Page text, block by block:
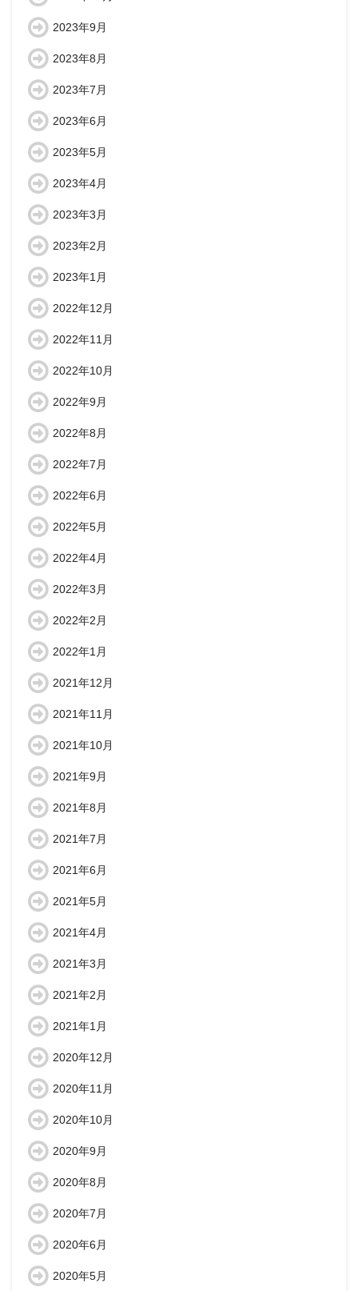
2023年9月
2023年8月
2023年7月
2023年6月
2023年5月
2023年4月
2023年3月
2023年2月
2023年1月
2022年12月
2022年11月
2022年10月
2022年9月
2022年8月
2022年7月
2022年6月
2022年5月
2022年4月
2022年3月
2022年2月
2022年1月
2021年12月
2021年11月
2021年10月
2021年9月
2021年8月
2021年7月
2021年6月
2021年5月
2021年4月
2021年3月
2021年2月
2021年1月
2020年12月
2020年11月
2020年10月
2020年9月
2020年8月
2020年7月
2020年6月
2020年5月